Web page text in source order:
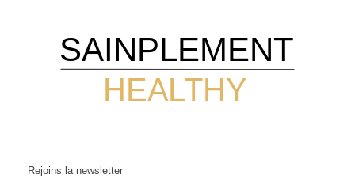
HEALTHY
SAINPLEMENT
Rejoins la newsletter